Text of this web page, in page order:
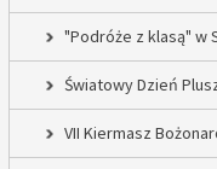
"Podróże z klasą" w
Światowy Dzień
VII Kiermasz